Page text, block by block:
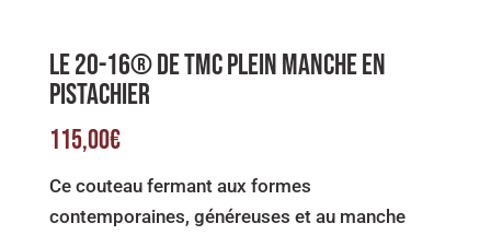
LE 20-16® DE TMC PLEIN MANCHE EN
PISTACHIER
115,00€
Ce couteau fermant aux formes
contemporaines, généreuses et au manche